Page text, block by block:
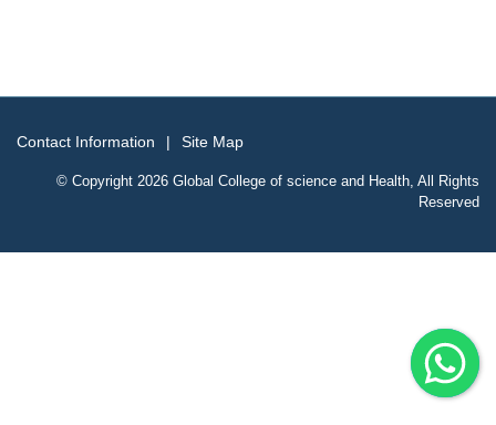
Contact Information Site Map
© Copyright 2026 Global College of science and Health, All Rights
Reserved